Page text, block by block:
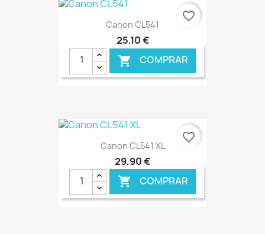
Canon CL541
25,10 €
 COMPRAR
€ ONLINE
favorite_border
Canon CL541 XL
29,90 €
 COMPRAR
favorite_border